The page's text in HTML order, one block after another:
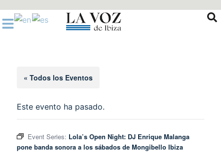
al
contenido
« Todos los Eventos
Este evento ha pasado.
Event Series: Lola’s Open Night: DJ Enrique Malanga
pone banda sonora a los sábados de Mongibello Ibiza